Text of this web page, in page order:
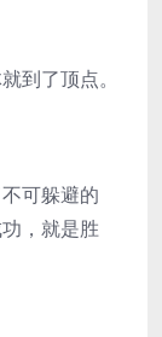
到了顶点。
可躲避的
，就是胜